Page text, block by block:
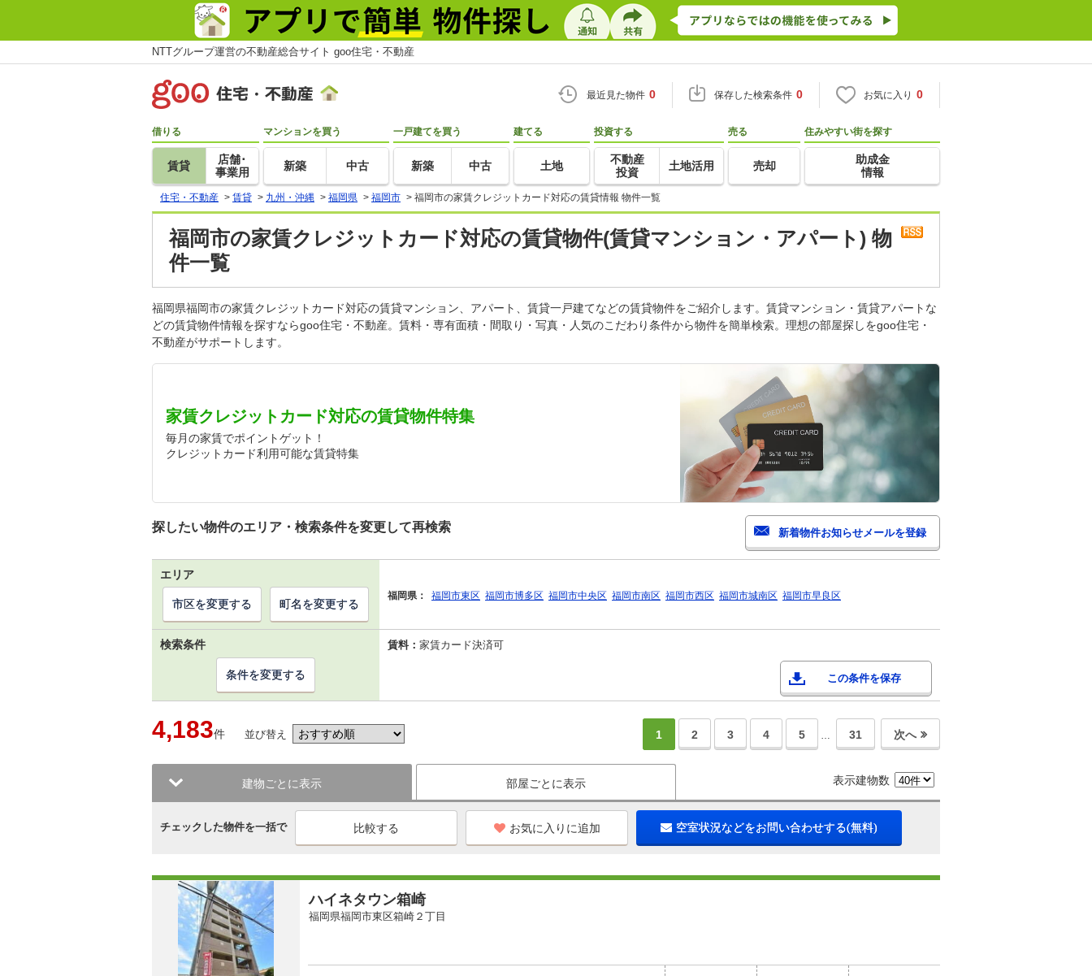
NTTグループ運営の不動産総合サイト goo住宅・不動産
最近見た物件 0 保存した検索条件 0 お気に入り 0
借りる
賃貸
店舗･
事業用
マンションを買う
新築 中古
一戸建てを買う
新築 中古
建てる
土地
投資する
不動産
投資
土地活用
売る
売却
住みやすい街を探す
助成金
情報
住宅・不動産 > 賃貸 > 九州・沖縄 > 福岡県 > 福岡市 > 福岡市の家賃クレジットカード対応の賃貸情報 物件一覧
福岡市の家賃クレジットカード対応の賃貸物件(賃貸マンション・アパート) 物
件一覧
福岡県福岡市の家賃クレジットカード対応の賃貸マンション、アパート、賃貸一戸建てなどの賃貸物件をご紹介します。賃貸マンション・賃貸アパートな
どの賃貸物件情報を探すならgoo住宅・不動産。賃料・専有面積・間取り・写真・人気のこだわり条件から物件を簡単検索。理想の部屋探しをgoo住宅・
不動産がサポートします。
家賃クレジットカード対応の賃貸物件特集
毎月の家賃でポイントゲット！
クレジットカード利用可能な賃貸特集
探したい物件のエリア・検索条件を変更して再検索
エリア
福岡県： 福岡市東区 福岡市博多区 福岡市中央区 福岡市南区 福岡市西区 福岡市城南区 福岡市早良区
市区を変更する 町名を変更する
検索条件 賃料： 家賃カード決済可
この条件を保存
条件を変更する
4,183件 並び替え 1 2 3 4 5 … 31 次へ
建物ごとに表示 部屋ごとに表示 表示建物数
チェックした物件を一括で お気に入りに追加 空室状況などをお問い合わせする(無料)
ハイネタウン箱崎
福岡県福岡市東区箱崎２丁目